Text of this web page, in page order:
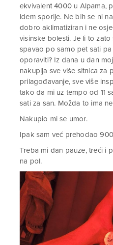
ekvivalent 4000 u Alpama,
idem sporije. Ne bih se ni
dobro aklimatiziran i ne
visinske bolesti. Je li to
spavao po samo pet sati
oporaviti? Iz dana u dan
nakuplja sve više sitnica za
prilagođavanje, sve više
tako da mi uz tempo od 11
sati za san. Možda to ima
Nakupio mi se umor.
Ipak sam već prehodao
Treba mi dan pauze, treći i
na pol.